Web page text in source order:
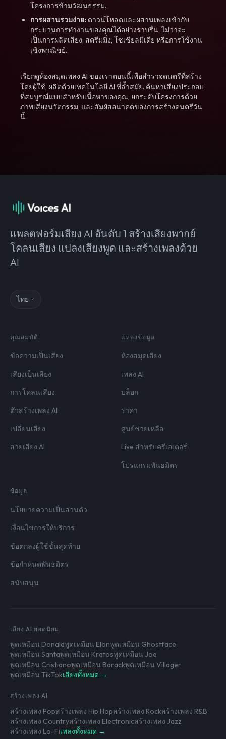
โครงการข้ามวัฒนธรรม.
การผสานรวมง่าย: ดาวน์โหลดและผสานเพลงเข้ากับ
กระบวนการทำงานของคุณได้อย่างราบรื่น, ไม่ว่าจะ
เป็นการผลิตเสียง, สตรีมมิ่ง, โซเชียลมีเดีย หรือการใช้งาน
เชิงพาณิชย์.
เรียกดูห้องสมุดเพลง AI ของเราตอนนี้เพื่อสำรวจดนตรีที่สร้าง
โดยผู้ใช้, ผลิตด้วยเทคโนโลยี AI ที่ล้ำสมัย. ค้นหาเสียงประกอบ
ที่สมบูรณ์แบบสำหรับเนื้อหาของคุณ, ยกระดับโครงการด้วย
ภาพเสียงนวัตกรรม, และสัมผัสอนาคตของการสร้างดนตรีวัน
นี้.
แพลตฟอร์มเสียง AI อันดับ 1 สร้างเสียงพากย์
โคลนเสียง แปลงเสียงพูด และสร้างเพลงด้วย
AI
ไทย
คุณสมบัติ
ข้อความเป็นเสียง
เสียงเป็นเสียง
การโคลนเสียง
ตัวสร้างเพลง AI
เปลี่ยนเสียง
สายเสียง AI
แหล่งข้อมูล
ห้องสมุดเสียง
เพลง AI
บล็อก
ราคา
ศูนย์ช่วยเหลือ
Live สำหรับครีเอเตอร์
โปรแกรมพันธมิตร
ข้อมูล
นโยบายความเป็นส่วนตัว
เงื่อนไขการให้บริการ
ข้อตกลงผู้ใช้ขั้นสุดท้าย
ข้อกำหนดพันธมิตร
สนับสนุน
เสียง AI ยอดนิยม
พูดเหมือน Donaldพูดเหมือน Elonพูดเหมือน Ghostface
พูดเหมือน Santaพูดเหมือน Kratosพูดเหมือน Joe
พูดเหมือน Cristianoพูดเหมือน Barackพูดเหมือน Villager
พูดเหมือน TikTokเสียงทั้งหมด →
สร้างเพลง AI
สร้างเพลง Popสร้างเพลง Hip Hopสร้างเพลง Rockสร้างเพลง R&B
สร้างเพลง Countryสร้างเพลง Electronicสร้างเพลง Jazz
สร้างเพลง Lo-Fiเพลงทั้งหมด →